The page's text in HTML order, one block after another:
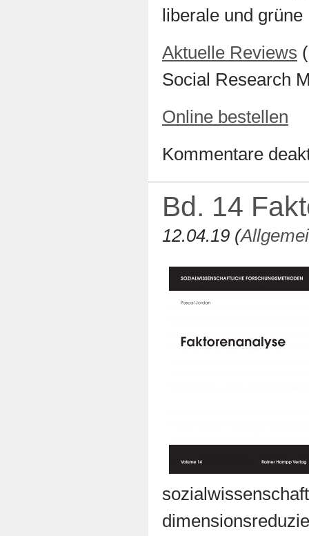
liberale und grüne
Aktuelle Reviews
Social Research
Online bestellen
Kommentare
Bd. 14
12.04.19 (